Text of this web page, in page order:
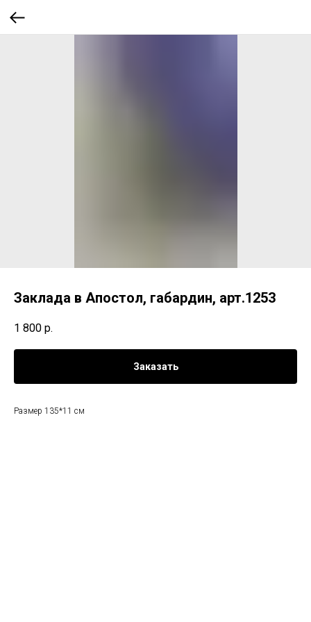
Заклада в Апостол, габардин, арт.1253
1 800 р.
Заказать
Размер 135*11 см